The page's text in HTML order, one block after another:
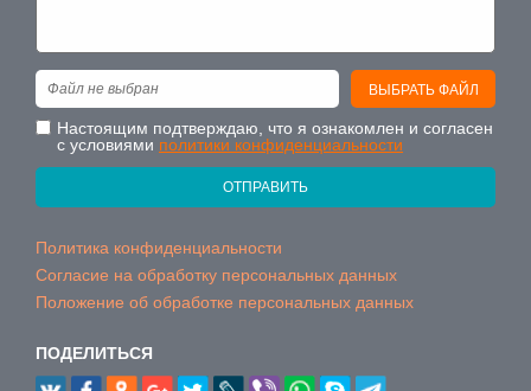
ВЫБРАТЬ ФАЙЛ
Файл не выбран
Настоящим подтверждаю, что я ознакомлен и согласен
с условиями политики конфиденциальности
ОТПРАВИТЬ
Политика конфиденциальности
Согласие на обработку персональных данных
Положение об обработке персональных данных
ПОДЕЛИТЬСЯ